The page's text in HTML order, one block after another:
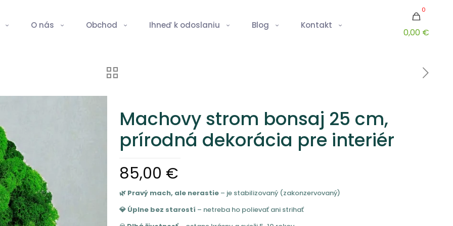
O nás Obchod Ihneď k odoslaniu Blog Kontakt
0
0,00 €
Machovy strom bonsaj 25 cm,
prírodná dekorácia pre interiér
85,00 €
🌿 Pravý mach, ale nerastie – je stabilizovaný (zakonzervovaný)
💎 Úplne bez starostí – netreba ho polievať ani strihať